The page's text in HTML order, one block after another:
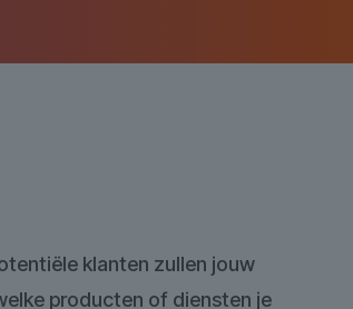
klanten zullen jouw
producten of diensten je